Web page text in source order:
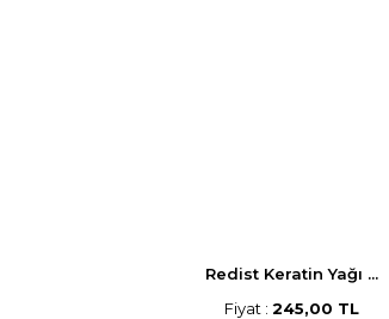
Redist Keratin Yağı ...
Fiyat : 245,00 TL